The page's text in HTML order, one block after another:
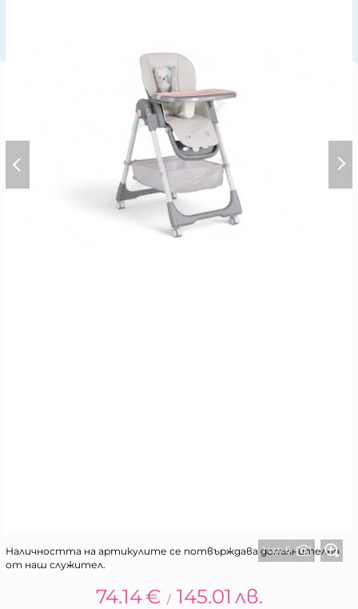
1 от 5
Наличността на артикулите се потвърждава допълнително
от наш служител.
74.14€ / 145.01 лв.